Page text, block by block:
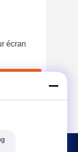
écran